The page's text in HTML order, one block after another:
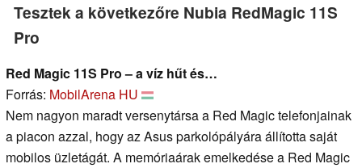
Tesztek a következőre Nubia RedMagic 11S
Pro
Red Magic 11S Pro – a víz hűt és…
Forrás: MobilArena HU
Nem nagyon maradt versenytársa a Red Magic telefonjainak
a piacon azzal, hogy az Asus parkolópályára állította saját
mobilos üzletágát. A memóriaárak emelkedése a Red Magic